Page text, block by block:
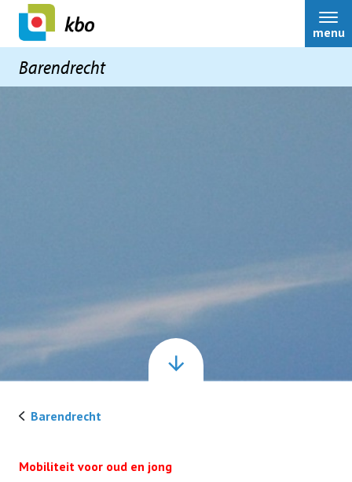
Barendrecht
menu
Terugblikken
Ledenservice
AutoMaatje
Barendrecht
Mobiliteit voor oud en jong